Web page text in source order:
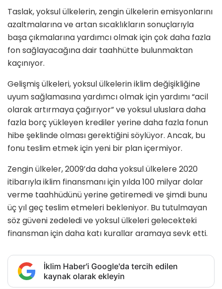
Taslak, yoksul ülkelerin, zengin ülkelerin emisyonlarını
azaltmalarına ve artan sıcaklıkların sonuçlarıyla
başa çıkmalarına yardımcı olmak için çok daha fazla
fon sağlayacağına dair taahhütte bulunmaktan
kaçınıyor.
Gelişmiş ülkeleri, yoksul ülkelerin iklim değişikliğine
uyum sağlamasına yardımcı olmak için yardımı “acil
olarak artırmaya çağırıyor” ve yoksul uluslara daha
fazla borç yükleyen krediler yerine daha fazla fonun
hibe şeklinde olması gerektiğini söylüyor. Ancak, bu
fonu teslim etmek için yeni bir plan içermiyor.
Zengin ülkeler, 2009’da daha yoksul ülkelere 2020
itibarıyla iklim finansmanı için yılda 100 milyar dolar
verme taahhüdünü yerine getiremedi ve şimdi bunu
üç yıl geç teslim etmeleri bekleniyor. Bu tutulmayan
söz güveni zedeledi ve yoksul ülkeleri gelecekteki
finansman için daha katı kurallar aramaya sevk etti.
İklim Haber'i Google'da tercih edilen
kaynak olarak ekleyin